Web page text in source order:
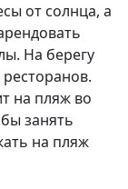
от солнца, а
На берегу
на пляж во
занять
на пляж